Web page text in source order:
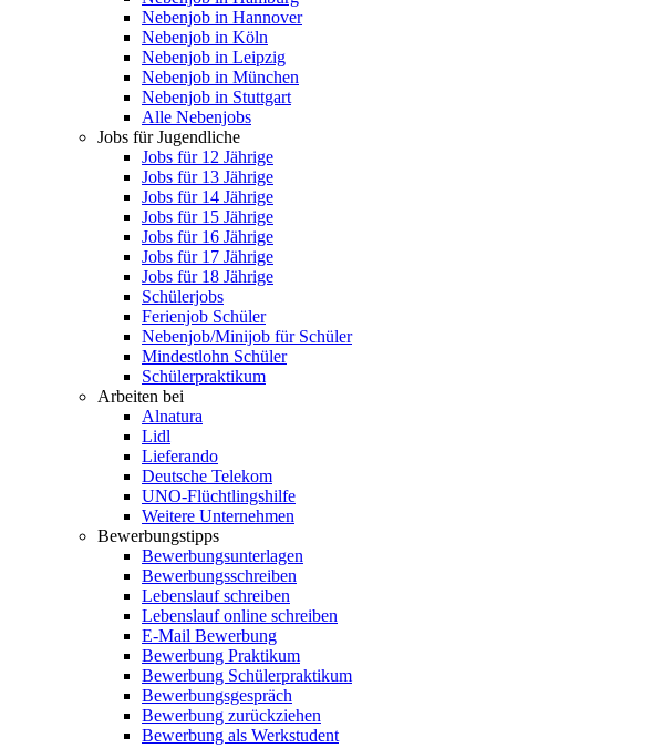
Nebenjob in Hannover
Nebenjob in Köln
Nebenjob in Leipzig
Nebenjob in München
Nebenjob in Stuttgart
Alle Nebenjobs
Jobs für Jugendliche
Jobs für 12 Jährige
Jobs für 13 Jährige
Jobs für 14 Jährige
Jobs für 15 Jährige
Jobs für 16 Jährige
Jobs für 17 Jährige
Jobs für 18 Jährige
Schülerjobs
Ferienjob Schüler
Nebenjob/Minijob für Schüler
Mindestlohn Schüler
Schülerpraktikum
Arbeiten bei
Alnatura
Lidl
Lieferando
Deutsche Telekom
UNO-Flüchtlingshilfe
Weitere Unternehmen
Bewerbungstipps
Bewerbungsunterlagen
Bewerbungsschreiben
Lebenslauf schreiben
Lebenslauf online schreiben
E-Mail Bewerbung
Bewerbung Praktikum
Bewerbung Schülerpraktikum
Bewerbungsgespräch
Bewerbung zurückziehen
Bewerbung als Werkstudent